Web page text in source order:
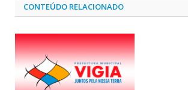
CONTEÚDO RELACIONADO